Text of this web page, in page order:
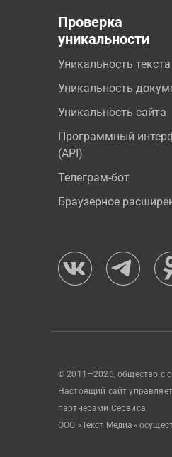
Проверка
уникальности
Уникальность
Уникальность
Уникальность сайта
Программный
(API)
Телеграм-бот
Браузерное
© 2011—2026, общество с
Настоящий сайт
партнерами Сервиса.
ООО «Текст Медиа»